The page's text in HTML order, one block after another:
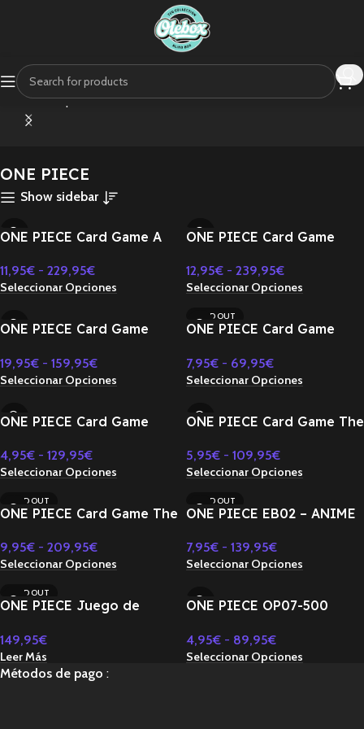
Inicio Shop ONE PIECEMostrando los 10 resultados
ONE PIECE
Show sidebar
ONE PIECE Card Game A
Booster BOX TCG-
JAPONES
11,95€ - 229,95€
Seleccionar Opciones
ONE PIECE Card Game
Booster BOX TCG-
JAPONES
12,95€ - 239,95€
Seleccionar Opciones
ONE PIECE Card Game
PIECE CARD THE BEST
PRB-01 BOX-JAPONES
19,95€ - 159,95€
Seleccionar Opciones
SOLD OUT
ONE PIECE Card Game
PIECE CARD THE BEST
Vol.2 PRB-02 BOX-
7,95€ - 69,95€
Seleccionar Opciones
ONE PIECE Card Game
Booster BOX TCG-
JAPONES
4,95€ - 129,95€
Seleccionar Opciones
ONE PIECE Card Game The
Disciple OP-12 Booster
BOX TCG-JAPONES
5,95€ - 109,95€
Seleccionar Opciones
SOLD OUT
ONE PIECE Card Game The
Booster BOX TCG -
JAPONES
9,95€ - 209,95€
Seleccionar Opciones
SOLD OUT
ONE PIECE EB02 – ANIME
JAPONÉS
7,95€ - 139,95€
Seleccionar Opciones
SOLD OUT
ONE PIECE Juego de
25 Aniversario OPCG
Japonés
149,95€
Leer Más
ONE PIECE OP07-500
JAPONÉS OP-07
4,95€ - 89,95€
Seleccionar Opciones
Métodos de pago :